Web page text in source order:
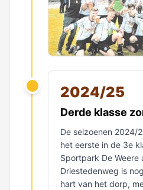
2024/25
Derde klasse
De seizoenen 2024/
het eerste in de 3e
Sportpark De Weere
Driestedenweg is
hart van het dorp,